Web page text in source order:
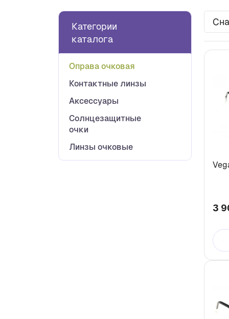
Категории
каталога
Оправа очковая
Контактные линзы
Аксессуары
Солнцезащитные
очки
Линзы очковые
3